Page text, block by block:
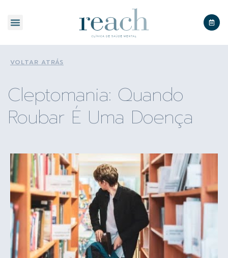
VOLTAR ATRÁS
Cleptomania: Quando
Roubar É Uma Doença